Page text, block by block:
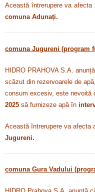
Această întrerupere va
comuna Adunați.
comuna Jugureni (program
HIDRO PRAHOVA S.A.
scăzut din rezervoarele de
consum excesiv, este nevoită
2025 să furnizeze apă în
Această întrerupere va afecta
Jugureni.
comuna Gura Vadului